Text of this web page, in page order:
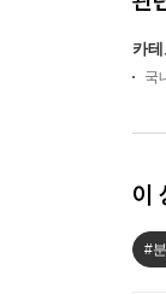
카
국
이
#